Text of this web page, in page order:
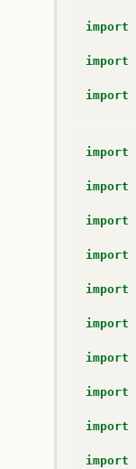
import
import
import
import
import
import
import
import
import
import
import
import
import